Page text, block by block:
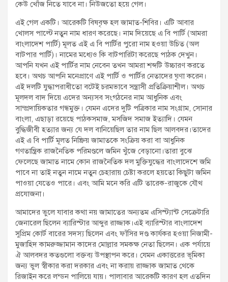
কেউ খোঁজ নিতে যাবে না। নিউজতো হয়ে গেল।
এই গেল একটি। আরেকটি বিষবৃক্ষ হল জামাত-শিবির। এটি আবার
খোলস পাল্টে নতুন নাম ধারণ করেছে। নাম দিয়েছে এ বি পার্টি (আমরা
বাংলাদেশ পার্টি) মূলত এই এ বি পার্টির পুরো নাম হওয়া উচিত (অল
বাটপার পার্টি)। নামের মধ্যেও কি বাটপারিটা করেছে পাঠক দেখুন।
আপনি যখন এই পার্টির নাম নেবেন তখন আমরা শব্দটি উচ্চারণ করতে
হবে। অথচ আপনি মনেপ্রাণে এই পার্টি ও পার্টির নেতাদের ঘৃণা করেন।
এই দলটি যুদ্ধাপরাধীতো বটেই চরমভাবে সন্ত্রাসী প্রতিক্রিয়াশীল। অথচ
মূলদল বাদ দিয়ে এদের অন্যসব সংগঠনের নাম আধুনিক এবং
সাম্প্রদায়িকতার গন্ধমুক্ত। যেমন এদের দুটি পত্রিকার নাম সংগ্রাম, সোনার
বাংলা, এছাড়া রয়েছে পাঠকসমাজ, মসজিদ সমাজ ইত্যাদি। যেমন
বুদ্ধিজীবী হত্যার জন্য যে দল বানিয়েছিল তার নাম ছিল আলবদর।তাদের
এই এ বি পার্টি মূলত নিষ্ক্রিয় জামাতকে সংক্রিয় করা বা আধুনিক
গণতান্ত্রিক রাজনৈতিক পরিমণ্ডলে জমিন খুঁজে বেড়ানো।তারা বুঝে
ফেলেছে জামাত নামে কোন রাজনৈতিক দল মুক্তিযুদ্ধের বাংলাদেশে জমি
পাবে না তাই নতুন নামে নতুন চেহারায় চেষ্টা করলে হয়তো কিছুটা জমিন
পাওয়া যেতেও পারে। এবং আমি মনে করি এটি তারেক-রাজুকে যৌথ
প্রযোজনা।
আমাদের ভুলে যাবার কথা নয় জামাতের অন্যতম এসিস্ট্যান্ট সেক্রেটারি
জেনারেল ছিলেন ব্যারিস্টার আব্দুর রাজ্জাক।এই ব্যারিস্টার বাংলাদেশ
সুপ্রিম কোর্ট বারের সদস্য ছিলেন এবং ফাঁসির দণ্ড কার্যকর হওয়া নিজামী-
মুজাহিদ কামরুজ্জামান কাদের মোল্লার সমকক্ষ নেতা ছিলেন। এক পর্যায়ে
ঐ আলবদর কতগুলো বক্তব্য উপস্থাপন করে। যেমন একাত্তরের ভূমিকা
জন্য ভুল স্বীকার করা দরকার এবং না করায় রাজ্জাক জামাত থেকে
রিজাইন করে লন্ডন পালিয়ে যায়। পালাবার আরেকটি কারণ হল এতদিন